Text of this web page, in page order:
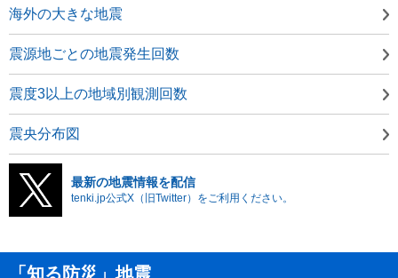
海外の大きな地震
震源地ごとの地震発生回数
震度3以上の地域別観測回数
震央分布図
最新の地震情報を配信
tenki.jp公式X（旧Twitter）をご利用ください。
「知る防災」地震